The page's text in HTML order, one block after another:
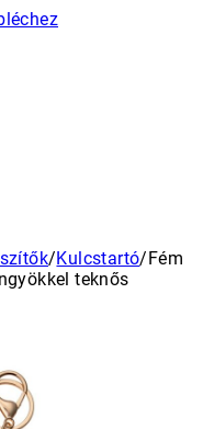
/Kulcstartó/Fém
teknős